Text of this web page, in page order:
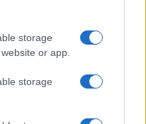
storage
or app.
storagepresidenziali
che sono purtroppo